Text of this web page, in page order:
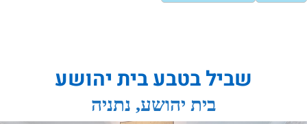
שביל בטבע בית יהושע
בית יהושע, נתניה